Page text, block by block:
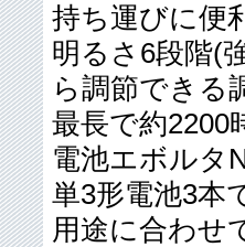
持ち運びに便
明るさ6段階(
ら調節できる
最長で約2200
電池エボルタ
単3形電池3本
用途に合わせ